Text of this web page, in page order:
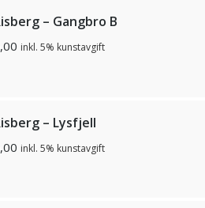
– Gangbro B
inkl. 5% kunstavgift
– Lysfjell
inkl. 5% kunstavgift